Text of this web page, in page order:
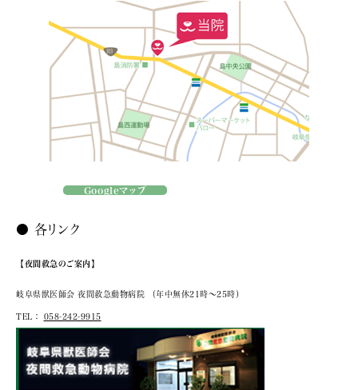
Googleマップ
● 各リンク
【夜間救急のご案内】
岐阜県獣医師会 夜間救急動物病院 （年中無休21時～25時）
TEL： 058-242-9915